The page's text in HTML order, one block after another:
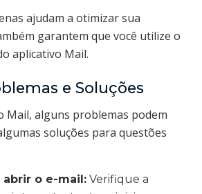
ajudam a otimizar sua
garantem que você utilize o
aplicativo Mail.
e Soluções
Mail, alguns problemas podem
soluções para questões
abrir o e-mail: Verifique a